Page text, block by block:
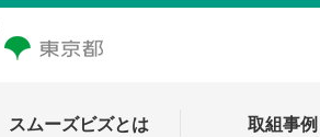
スムーズビズとは 取組事例